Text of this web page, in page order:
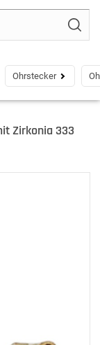
Ohrstecker
Zirkonia 333